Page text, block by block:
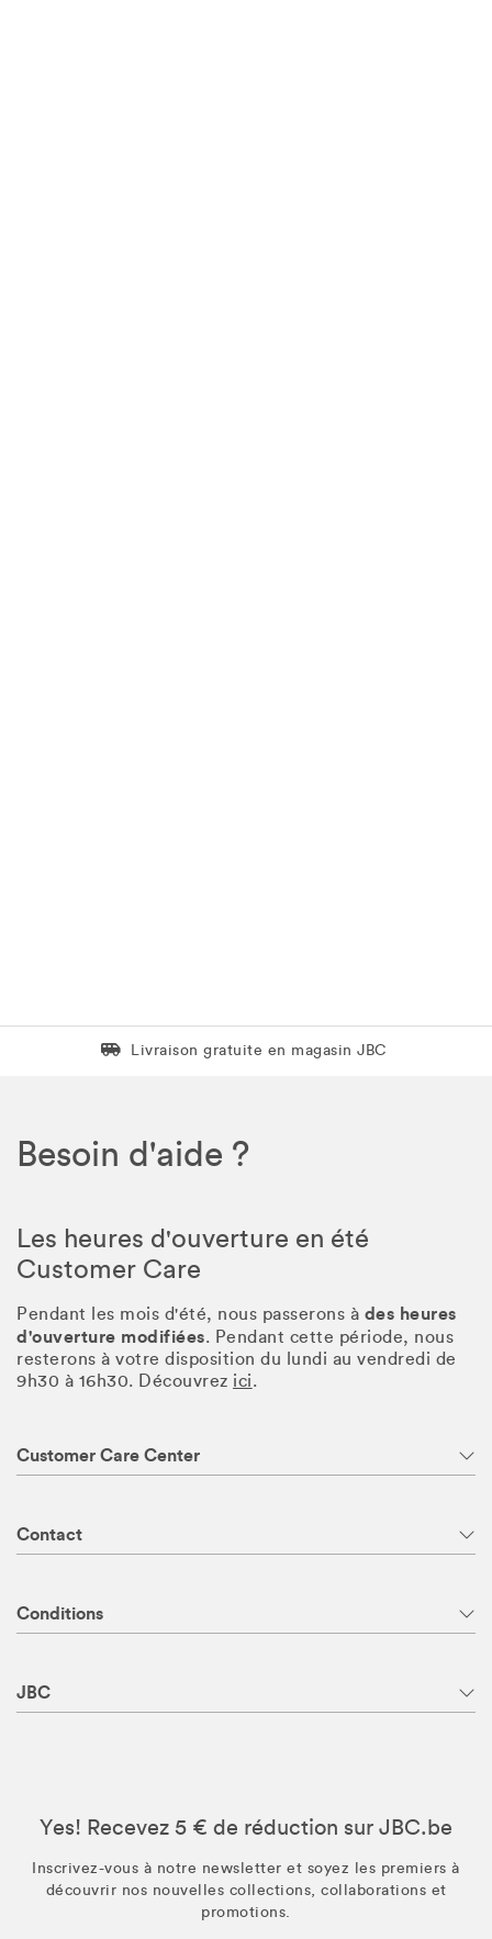
Livraison gratuite en magasin JBC
Livraison gratuite en magasin JBC
Besoin d'aide ?
Les heures d'ouverture en été
Customer Care
Pendant les mois d'été, nous passerons à des heures
d'ouverture modifiées. Pendant cette période, nous
resterons à votre disposition du lundi au vendredi de
9h30 à 16h30. Découvrez ici.
Customer Care Center
Contact
Conditions
JBC
Yes! Recevez 5 € de réduction sur JBC.be
Inscrivez-vous à notre newsletter et soyez les premiers à
découvrir nos nouvelles collections, collaborations et
promotions.